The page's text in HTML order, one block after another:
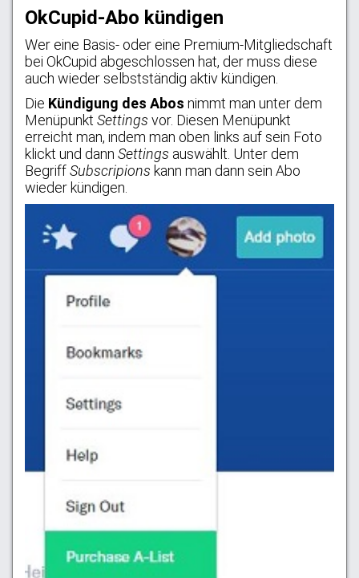
OkCupid-Abo kündigen
Wer eine Basis- oder eine Premium-Mitgliedschaft
bei OkCupid abgeschlossen hat, der muss diese
auch wieder selbstständig aktiv kündigen.
Die Kündigung des Abos nimmt man unter dem
Menüpunkt Settings vor. Diesen Menüpunkt
erreicht man, indem man oben links auf sein Foto
klickt und dann Settings auswählt. Unter dem
BegriffSubscripions kann man dann sein Abo
wieder kündigen.